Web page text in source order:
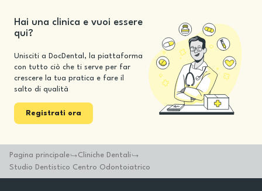
Hai una clinica e vuoi essere
qui?
Unisciti a DocDental, la piattaforma
con tutto ciò che ti serve per far
crescere la tua pratica e fare il
salto di qualità
Registrati ora
Pagina principale
Cliniche Dentali
Studio Dentistico Centro Odontoiatrico